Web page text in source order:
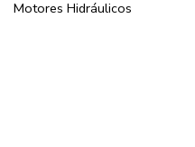
Motores Hidráulicos